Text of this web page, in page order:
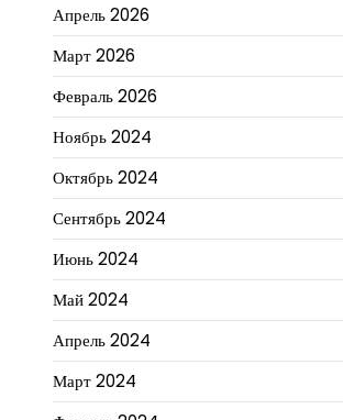
Апрель 2026
Март 2026
Февраль 2026
Ноябрь 2024
Октябрь 2024
Сентябрь 2024
Июнь 2024
Май 2024
Апрель 2024
Март 2024